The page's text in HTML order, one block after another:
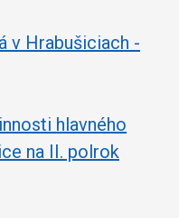
v Hrabušiciach -
hlavného
na II. polrok